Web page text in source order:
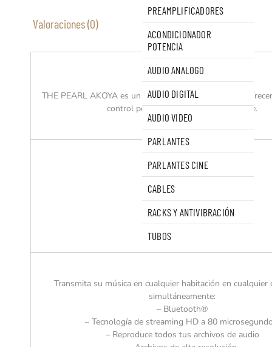
Valoraciones (0)
VERSATILIDAD
THE PEARL AKOYA es un sistema versátil que puede
control por voz, multisala y multifuente.
Transmita su música en cualquier habitación en cualquier
simultáneamente:
– Bluetooth®
– Tecnología de streaming HD a 80
– Reproduce todos tus archivos de audio
PREAMPLIFICADORES
ACONDICIONADOR
POTENCIA
AUDIO ANALOGO
AUDIO DIGITAL
AUDIO VIDEO
PARLANTES
PARLANTES CINE
CABLES
RACKS Y ANTIVIBRACIÓN
TUBOS